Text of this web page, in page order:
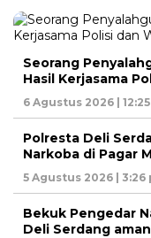
Seorang
Hasil Kerjasama
6 Agustus 2026 |
Polresta Deli
Narkoba di Pagar
5 Agustus 2026 | 3:26
Bekuk Pengedar
Deli Serdang